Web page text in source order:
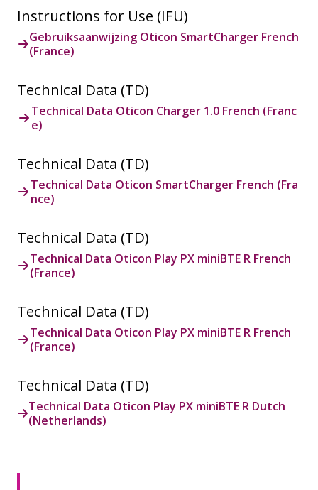
Instructions for Use (IFU)
Gebruiksaanwijzing Oticon SmartCharger French
(France)
Technical Data (TD)
Technical Data Oticon Charger 1.0 French (Franc
e)
Technical Data (TD)
Technical Data Oticon SmartCharger French (Fra
nce)
Technical Data (TD)
Technical Data Oticon Play PX miniBTE R French
(France)
Technical Data (TD)
Technical Data Oticon Play PX miniBTE R French
(France)
Technical Data (TD)
Technical Data Oticon Play PX miniBTE R Dutch
(Netherlands)